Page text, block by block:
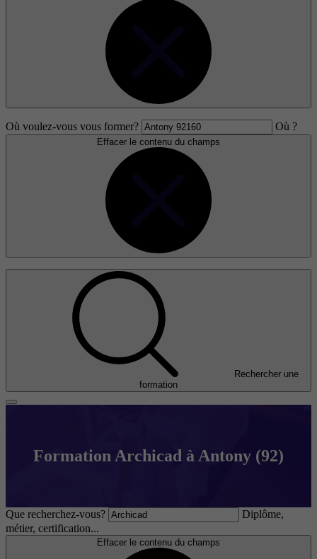
Où voulez-vous vous former? Où ?
Effacer le contenu du champs
Rechercher une
formation
Formation Archicad à Antony (92)
Que recherchez-vous?
Diplôme,
métier, certification...
Effacer le contenu du champs